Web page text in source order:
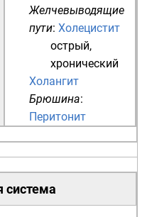
Желчевыводящие
пути: Холецистит
острый,
хронический
Холангит
Брюшина:
Перитонит
система